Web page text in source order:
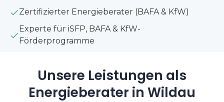
Zertifizierter Energieberater (BAFA & KfW)
Experte für iSFP, BAFA & KfW-
Förderprogramme
Unsere Leistungen als
Energieberater in Wildau